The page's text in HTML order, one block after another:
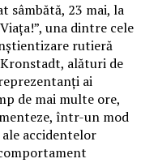
sâmbătă, 23 mai, la
una dintre cele
rutieră
alături de
ai
de mai multe ore,
într-un mod
accidentelor